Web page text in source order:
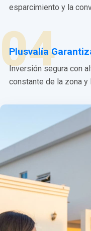
esparcimiento y la
04
Plusvalía
Inversión segura con
constante de la zona y